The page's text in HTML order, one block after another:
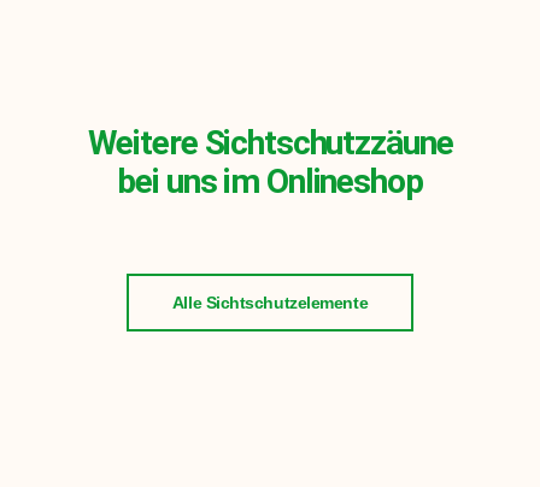
Weitere Sichtschutzzäune
bei uns im Onlineshop
Alle Sichtschutzelemente